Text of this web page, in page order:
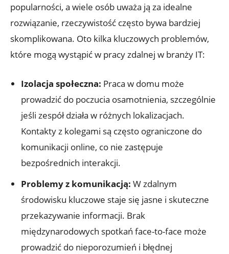
popularności, a wiele osób uważa ⁢ją za idealne
rozwiązanie,⁢ rzeczywistość często bywa⁤ bardziej
skomplikowana. ‍Oto ​kilka kluczowych problemów,
które mogą ‍wystąpić w pracy zdalnej w branży IT:
Izolacja społeczna: Praca w ⁤domu może
prowadzić do poczucia osamotnienia, szczególnie
jeśli zespół działa⁣ w różnych lokalizacjach.
Kontakty z kolegami są często ograniczone do ​
komunikacji online, co nie zastępuje
bezpośrednich interakcji.
Problemy z komunikacją: W zdalnym
środowisku kluczowe staje się jasne i‍ skuteczne
przekazywanie informacji. ​Brak
międzynarodowych ‍spotkań face-to-face może
prowadzić do ‌nieporozumień i błędnej